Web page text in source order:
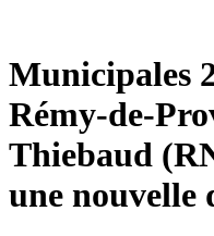
Municipales
Rémy-de-
Thiebaud
une nouvelle